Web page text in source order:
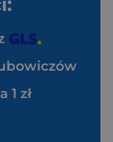
1 zł